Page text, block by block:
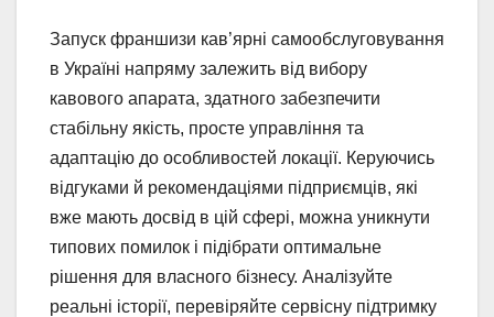
Запуск франшизи кав’ярні самообслуговування
в Україні напряму залежить від вибору
кавового апарата, здатного забезпечити
стабільну якість, просте управління та
адаптацію до особливостей локації. Керуючись
відгуками й рекомендаціями підприємців, які
вже мають досвід в цій сфері, можна уникнути
типових помилок і підібрати оптимальне
рішення для власного бізнесу. Аналізуйте
реальні історії, перевіряйте сервісну підтримку